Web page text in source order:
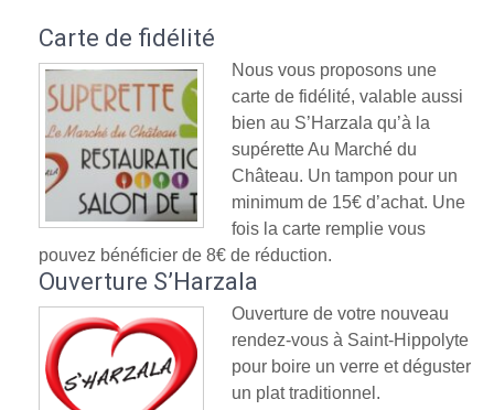
Carte de fidélité
Nous vous proposons une
carte de fidélité, valable aussi
bien au S’Harzala qu’à la
supérette Au Marché du
Château. Un tampon pour un
minimum de 15€ d’achat. Une
fois la carte remplie vous
pouvez bénéficier de 8€ de réduction.
Ouverture S’Harzala
Ouverture de votre nouveau
rendez-vous à Saint-Hippolyte
pour boire un verre et déguster
un plat traditionnel.